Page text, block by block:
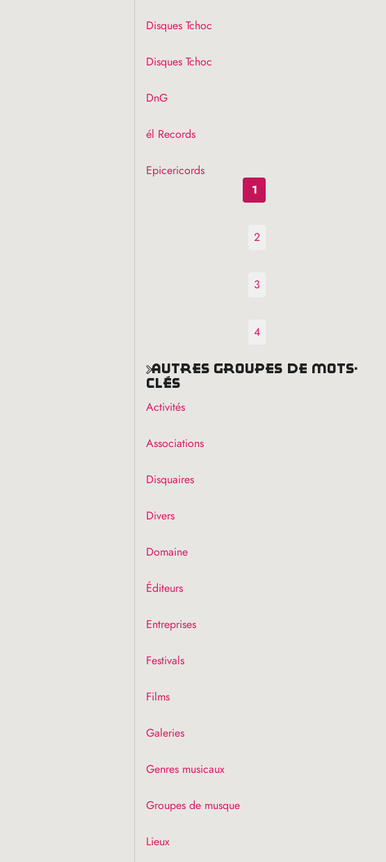
Disques Tchoc
Disques Tchoc
DnG
él Records
Epicericords
1
2
3
4
autres groupes de mots-
clés
Activités
Associations
Disquaires
Divers
Domaine
Éditeurs
Entreprises
Festivals
Films
Galeries
Genres musicaux
Groupes de musque
Lieux